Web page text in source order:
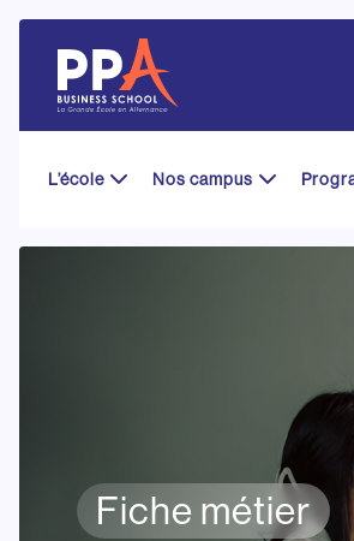
content
L’école Nos campus
Fiche métier